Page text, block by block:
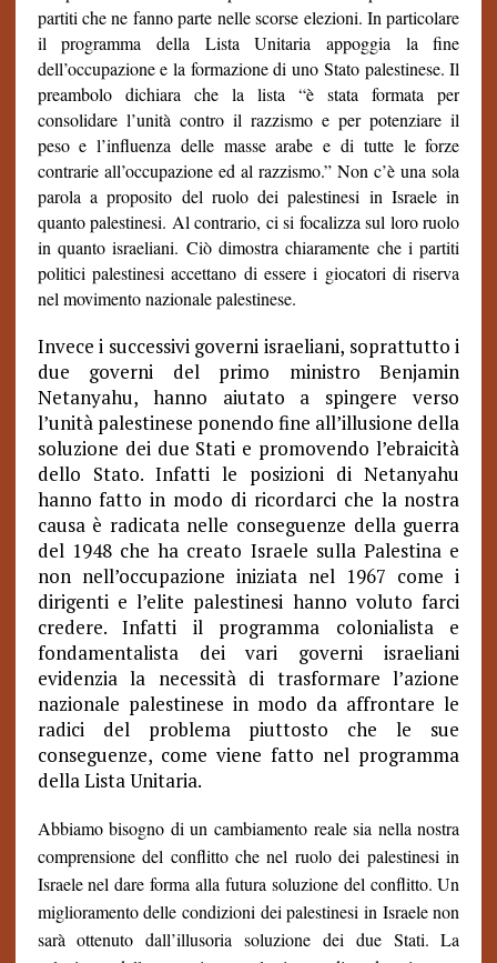
partiti che ne fanno parte nelle scorse elezioni. In particolare
il programma della Lista Unitaria appoggia la fine
dell’occupazione e la formazione di uno Stato palestinese. Il
preambolo dichiara che la lista “è stata formata per
consolidare l’unità contro il razzismo e per potenziare il
peso e l’influenza delle masse arabe e di tutte le forze
contrarie all’occupazione ed al razzismo.” Non c’è una sola
parola a proposito del ruolo dei palestinesi in Israele in
quanto palestinesi. Al contrario, ci si focalizza sul loro ruolo
in quanto israeliani. Ciò dimostra chiaramente che i partiti
politici palestinesi accettano di essere i giocatori di riserva
nel movimento nazionale palestinese.
Invece i successivi governi israeliani, soprattutto i
due governi del primo ministro Benjamin
Netanyahu, hanno aiutato a spingere verso
l’unità palestinese ponendo fine all’illusione della
soluzione dei due Stati e promovendo l’ebraicità
dello Stato. Infatti le posizioni di Netanyahu
hanno fatto in modo di ricordarci che la nostra
causa è radicata nelle conseguenze della guerra
del 1948 che ha creato Israele sulla Palestina e
non nell’occupazione iniziata nel 1967 come i
dirigenti e l’elite palestinesi hanno voluto farci
credere. Infatti il programma colonialista e
fondamentalista dei vari governi israeliani
evidenzia la necessità di trasformare l’azione
nazionale palestinese in modo da affrontare le
radici del problema piuttosto che le sue
conseguenze, come viene fatto nel programma
della Lista Unitaria.
Abbiamo bisogno di un cambiamento reale sia nella nostra
comprensione del conflitto che nel ruolo dei palestinesi in
Israele nel dare forma alla futura soluzione del conflitto. Un
miglioramento delle condizioni dei palestinesi in Israele non
sarà ottenuto dall’illusoria soluzione dei due Stati. La